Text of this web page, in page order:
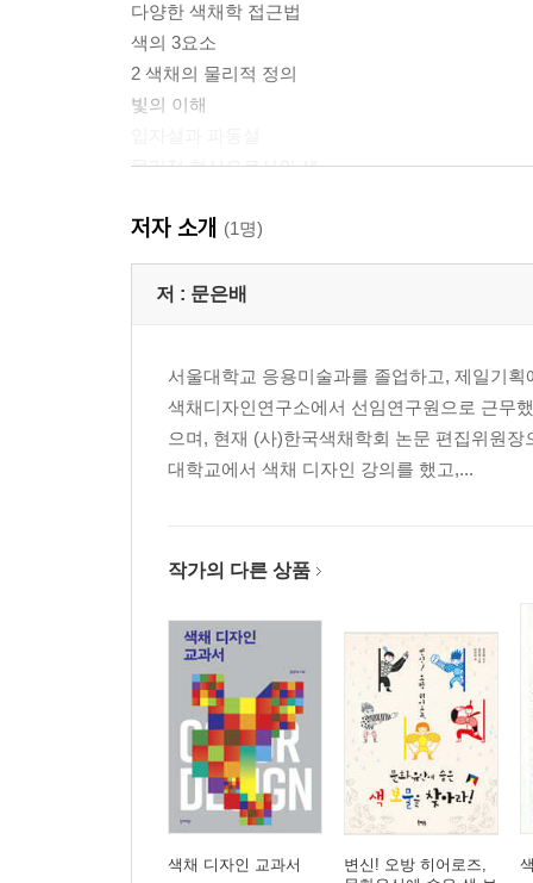
다양한 색채학 접근법
색의 3요소
2 색채의 물리적 정의
빛의 이해
물리적 현상으로서의 색
색의 물리학적 분류에 따른 종류
3 빛의 생성
빛의 생성과 색채의 관계
4 빛의 특성과 작용
2장 색채 지각
1 눈과 색채
추상체와 간상체
색채 지각 과정의 역할
2 생리적 지각 현상
눈의 색채 식별력
푸르킨예 현상
저자 소개 (1명)
저 : 문은배
서울대학교 응용미술과를 졸업하고, 제일기
색채디자인연구소에서 선임연구원으로 근무
으며, 현재 (사)한국색채학회 논문 편집위원
대학교에서 색채 디자인 강의를 했고,...
작가의 다른 상품
색채 디자인 교과서
변신! 오방 히어로즈,